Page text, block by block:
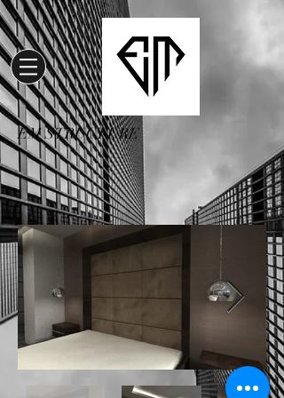
EM STRUCTURE